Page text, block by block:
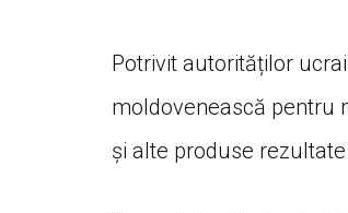
Potrivit autorităților
moldovenească pentru
și alte produse